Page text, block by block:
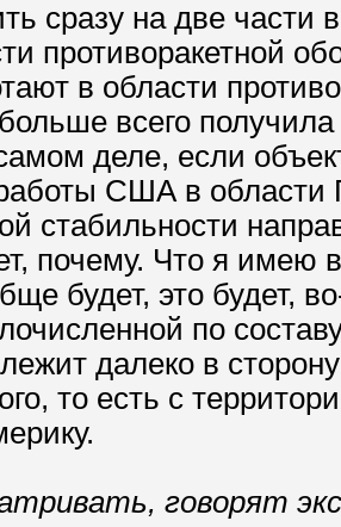
сразу на две части
противоракетной
в области
всего
деле, если
США в области
стабильности
почему. Что я имею
будет, это будет,
по
далеко в
то есть с
говорят